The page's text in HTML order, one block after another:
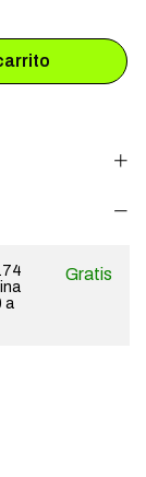
a
Gratis